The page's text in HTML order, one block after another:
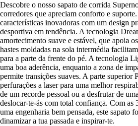
Descobre o nosso sapato de corrida
corredores que apreciam conforto e
características inovadoras com um design
desportiva em tendência. A tecnologia
amortecimento suave e estável, que apoia
hastes moldadas na sola intermédia
para a parte da frente do pé. A tecnologia
uma boa aderência, enquanto a zona de
permite transições suaves. A parte superior
perfurações a laser para uma melhor
de um recorde pessoal ou a desfrutar de
deslocar-te-ás com total confiança. Com as
uma engenharia bem pensada, este sapato
dinamizar a tua passada e inspirar-te.